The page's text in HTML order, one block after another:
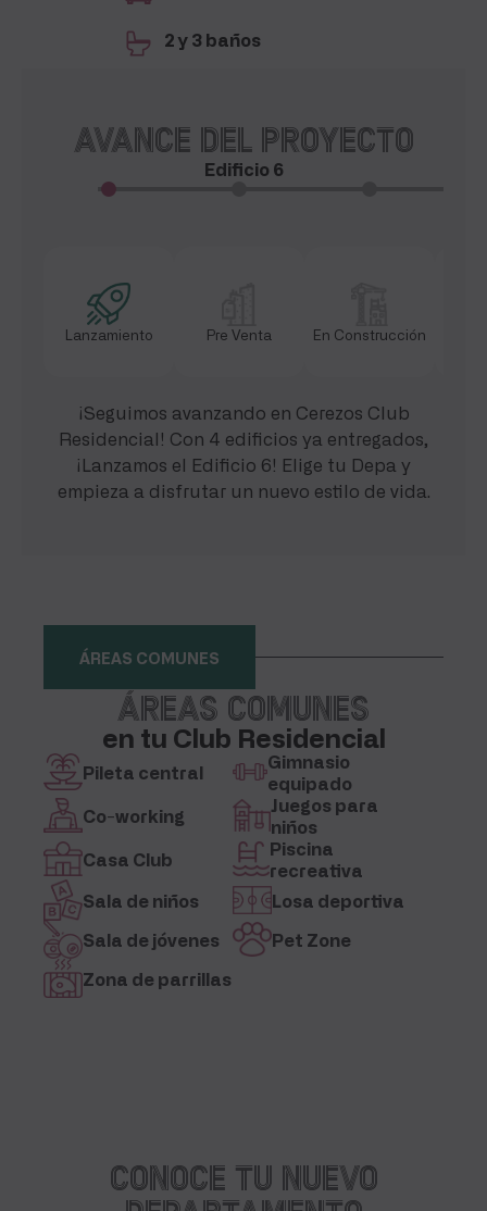
2 y 3 baños
Avance del proyecto
Edificio 6
Lanzamiento Pre Venta En Construcción
¡Seguimos avanzando en Cerezos Club
Residencial! Con 4 edificios ya entregados,
¡Lanzamos el Edificio 6! Elige tu Depa y
empieza a disfrutar un nuevo estilo de vida.
ÁREAS COMUNES
Áreas comunes
en tu Club Residencial
Pileta central
Gimnasio
equipado
Co-working
Juegos para
niños
Casa Club
Piscina
recreativa
Sala de niños
Losa deportiva
Sala de jóvenes
Pet Zone
Zona de parrillas
CONOCE TU NUEVO